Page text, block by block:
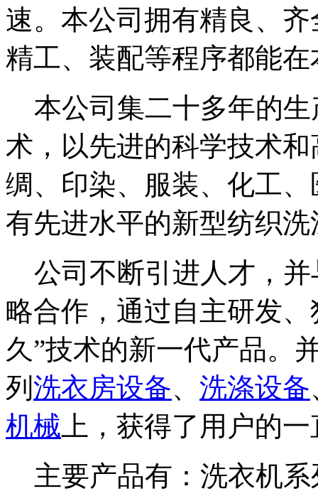
速。本公司拥有精良、
精工、装配等程序都能
本公司集二十多年的生
术，以先进的科学技术
绸、印染、服装、化工
有先进水平的新型纺织
公司不断引进人才，并
略合作，通过自主研发
久”技术的新一代产品。
列 洗衣房设备、 洗涤设备
机械 上，获得了用户的
主要产品有：洗衣机系